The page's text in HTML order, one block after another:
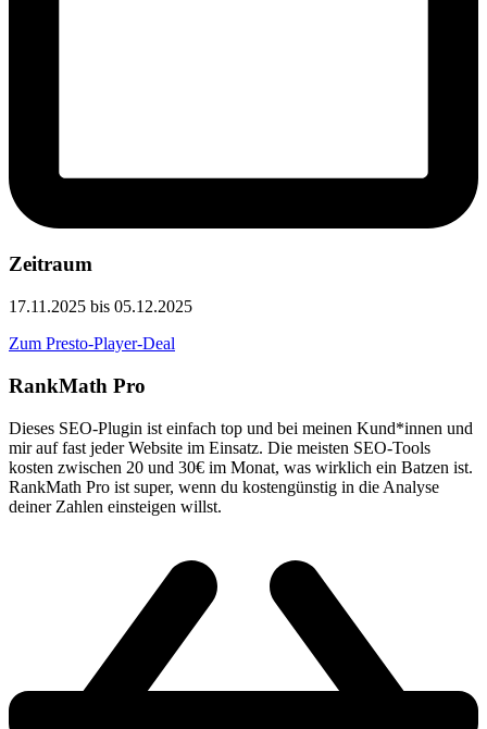
Zeitraum
17.11.2025 bis 05.12.2025
Zum Presto-Player-Deal
RankMath Pro
Dieses SEO-Plugin ist einfach top und bei meinen Kund*innen und
mir auf fast jeder Website im Einsatz. Die meisten SEO-Tools
kosten zwischen 20 und 30€ im Monat, was wirklich ein Batzen ist.
RankMath Pro ist super, wenn du kostengünstig in die Analyse
deiner Zahlen einsteigen willst.